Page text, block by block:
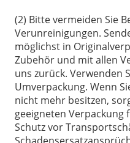
(2) Bitte vermeiden Sie
Verunreinigungen.
möglichst in
Zubehör und mit allen
uns zurück. Verwenden
Umverpackung. Wenn
nicht mehr besitzen,
geeigneten Verpackung
Schutz vor